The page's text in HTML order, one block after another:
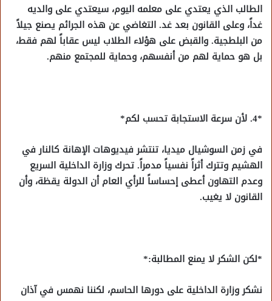
الطالب الذي يعتدي على معلمه اليوم، سيعتدي على والديه
غداً، وعلى القانون بعد غد. التغاضي عن هذه الجرائم يصنع جيلاً
من البلطجية. والقبض على هؤلاء الطلاب ليس عقاباً لهم فقط،
بل هو حماية لهم من أنفسهم، وحماية للمجتمع منهم.
*4. لأن سرعة الاستجابة تحسب لكم*
في زمن السوشيال ميديا، تنتشر فيديوهات الإهانة كالنار في
الهشيم وتترك أثراً نفسياً مدمراً. تحرك وزارة الداخلية السريع
وعدم التهاون أعطى إحساساً للرأي العام أن الدولة يقظة، وأن
القانون لا يغيب.
*لكن الشكر لا يمنع المطالبة:*
نشكر وزارة الداخلية على دورها الحاسم، لكننا نهمس في آذان